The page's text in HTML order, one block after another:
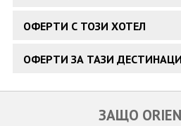
ОФЕРТИ С ТОЗИ ХОТЕЛ
ОФЕРТИ ЗА ТАЗИ
ЗАЩО